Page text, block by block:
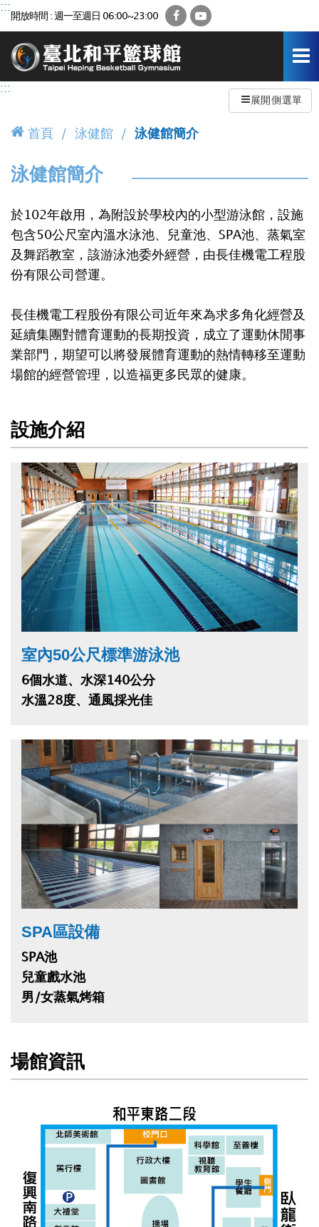
跳
容
:::
開放時間 : 週一至週日 06:00~23:00 FacebookYouTube
:::
展開側選單
首頁 泳健館 泳健館簡介
泳健館簡介
於102年啟用，為附設於學校內的小型游泳館，設施
包含50公尺室內溫水泳池、兒童池、SPA池、蒸氣室
及舞蹈教室，該游泳池委外經營，由長佳機電工程股
份有限公司營運。
長佳機電工程股份有限公司近年來為求多角化經營及
延續集團對體育運動的長期投資，成立了運動休閒事
業部門，期望可以將發展體育運動的熱情轉移至運動
場館的經營管理，以造福更多民眾的健康。
設施介紹
室內50公尺標準游泳池
6個水道、水深140公分
水溫28度、通風採光佳
SPA區設備
SPA池
兒童戲水池
男/女蒸氣烤箱
場館資訊